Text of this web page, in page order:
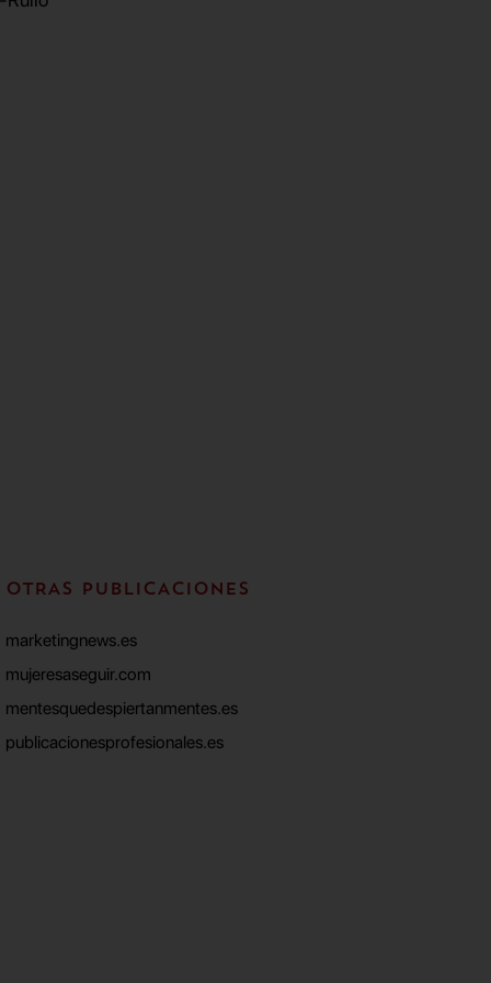
OTRAS PUBLICACIONES
marketingnews.es
mujeresaseguir.com
mentesquedespiertanmentes.es
publicacionesprofesionales.es